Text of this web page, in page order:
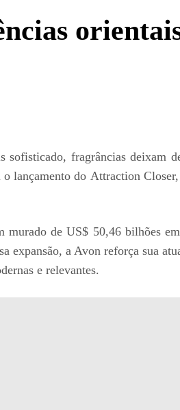
fragrâncias deixam
lançamento do Attraction
de US$ 50,46 bilhões
a Avon reforça sua
e relevantes.